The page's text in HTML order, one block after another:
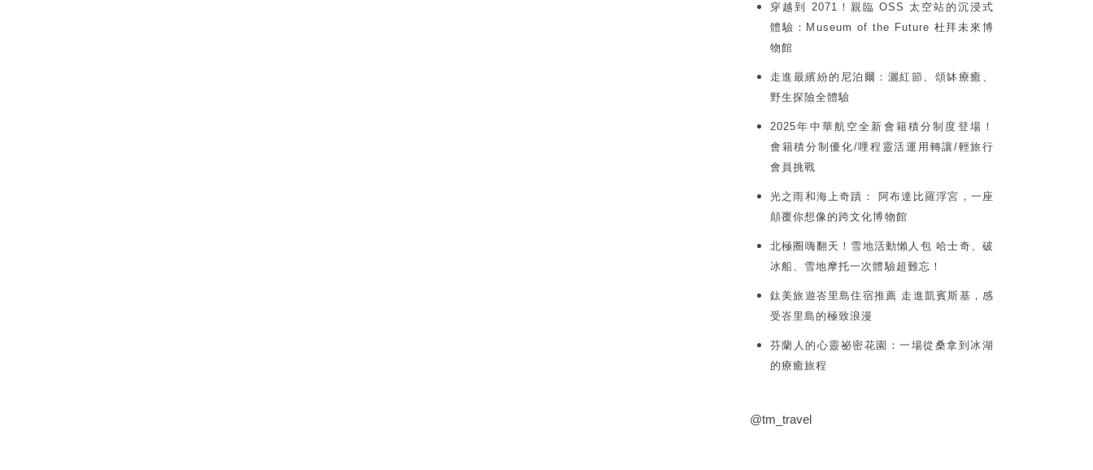
穿越到 2071！親臨 OSS 太空站的沉浸式
體驗：Museum of the Future 杜拜未來博
物館
走進最繽紛的尼泊爾：灑紅節、頌缽療癒、
野生探險全體驗
2025年中華航空全新會籍積分制度登場！
會籍積分制優化/哩程靈活運用轉讓/輕旅行
會員挑戰
光之雨和海上奇蹟： 阿布達比羅浮宮，一座
顛覆你想像的跨文化博物館
北極圈嗨翻天！雪地活動懶人包 哈士奇、破
冰船、雪地摩托一次體驗超難忘！
鈦美旅遊峇里島住宿推薦 走進凱賓斯基，感
受峇里島的極致浪漫
芬蘭人的心靈祕密花園：一場從桑拿到冰湖
的療癒旅程
@tm_travel